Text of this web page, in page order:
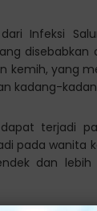
Infeksi
disebabkan
kemih, yang
kadang-
terjadi
pada wanita
dan lebih